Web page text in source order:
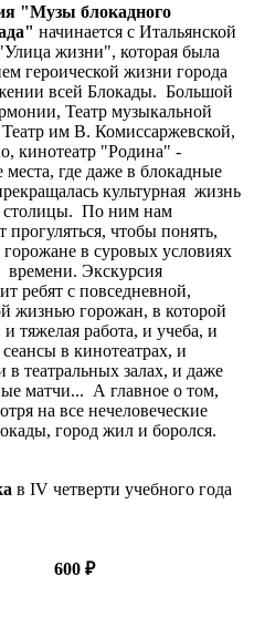
"Музы блокадного
начинается с Итальянской
жизни", которая была
героической жизни города
всей Блокады. Большой
Театр музыкальной
им В. Комиссаржевской,
кинотеатр "Родина" -
места, где даже в блокадные
культурная жизнь
столицы. По ним нам
прогуляться, чтобы понять,
в суровых условиях
времени. Экскурсия
ребят с повседневной,
жизнью горожан, в которой
тяжелая работа, и учеба, и
в кинотеатрах, и
в театральных залах, и даже
матчи... А главное о том,
на все нечеловеческие
город жил и боролся.
в IV четверти учебного года
600 ₽